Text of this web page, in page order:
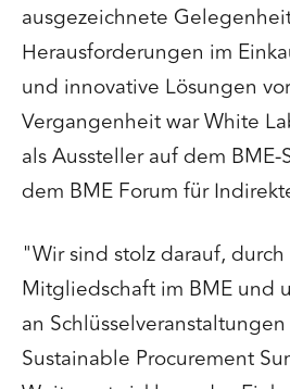
ausgezeichnete
Herausforderungen im
und innovative Lösungen
Vergangenheit war White
als Aussteller auf dem
dem BME Forum für
"Wir sind stolz darauf,
Mitgliedschaft im BME und
an
Sustainable Procurement